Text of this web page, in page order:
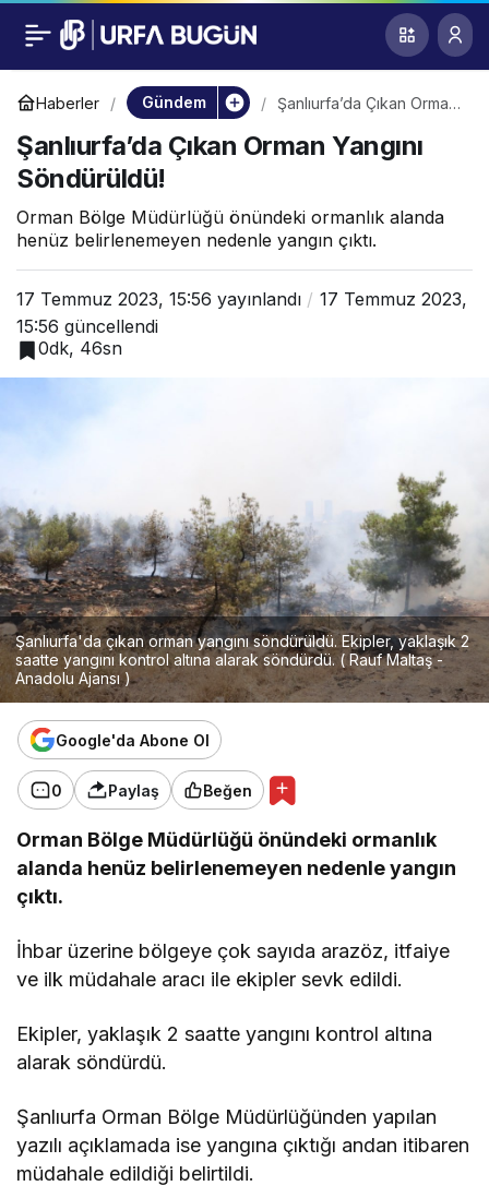
Haberler Gündem
Şanlıurfa’da Çıkan Orman
Şanlıurfa’da Çıkan Orman Yangını
Söndürüldü!
Orman Bölge Müdürlüğü önündeki ormanlık alanda
henüz belirlenemeyen nedenle yangın çıktı.
17 Temmuz 2023, 15:56 yayınlandı
17 Temmuz 2023,
15:56 güncellendi
0dk, 46sn
Şanlıurfa'da çıkan orman yangını söndürüldü. Ekipler, yaklaşık 2
saatte yangını kontrol altına alarak söndürdü. ( Rauf Maltaş -
Anadolu Ajansı )
Google'da Abone Ol
0 Paylaş Beğen
Orman Bölge Müdürlüğü önündeki ormanlık
alanda henüz belirlenemeyen nedenle yangın
çıktı.
İhbar üzerine bölgeye çok sayıda arazöz, itfaiye
ve ilk müdahale aracı ile ekipler sevk edildi.
Ekipler, yaklaşık 2 saatte yangını kontrol altına
alarak söndürdü.
Şanlıurfa Orman Bölge Müdürlüğünden yapılan
yazılı açıklamada ise yangına çıktığı andan itibaren
müdahale edildiği belirtildi.
Şanlıurfa’da Çıkan
Orman Yangını
Söndürüldü!
0